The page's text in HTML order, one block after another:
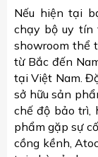
Nếu hiện tại
chạy bộ uy tín
showroom thể
từ Bắc đến
tại Việt Nam.
sở hữu sản
chế độ bảo trì,
phẩm gặp sự
cồng kềnh,